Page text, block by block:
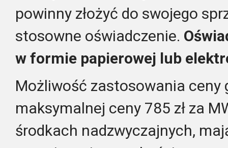
powinny złożyć do swojego
stosowne oświadczenie.
w formie papierowej lub
Możliwość zastosowania ceny
maksymalnej ceny 785 zł za
środkach nadzwyczajnych,